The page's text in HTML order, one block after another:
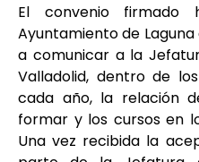
El convenio firmado
Ayuntamiento de
a comunicar a la
Valladolid, dentro de
cada año, la relación
formar y los cursos en
Una vez recibida la